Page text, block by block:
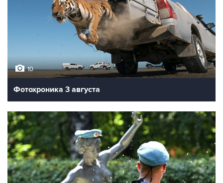
10
Фотохроника 3 августа